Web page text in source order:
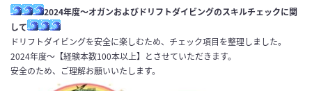
2024年度～オガンおよびドリフトダイビングのスキルチェックに関
して
ドリフトダイビングを安全に楽しむため、チェック項目を整理しました。
2024年度～【経験本数100本以上】とさせていただきます。
安全のため、ご理解お願いいたします。